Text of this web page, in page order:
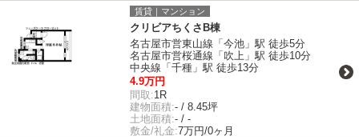
賃貸｜マンション
クリビアちくさB棟
名古屋市営東山線「今池」駅 徒歩5分
名古屋市営桜通線「吹上」駅 徒歩10分
中央線「千種」駅 徒歩13分
4.9万円
間取:1R
建物面積:- / 8.45坪
土地面積:- / -
敷金/礼金:7万円/0ヶ月